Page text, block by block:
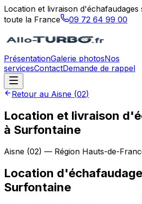
Location et livraison
toute la France
09 72 64 99 00
PrésentationGalerie photosNos
servicesContactDemande de rappel
Retour au Aisne (02)
Location et livraison
à Surfontaine
Aisne (02) — Région Hauts-de-
Location d'échafaudage
Surfontaine